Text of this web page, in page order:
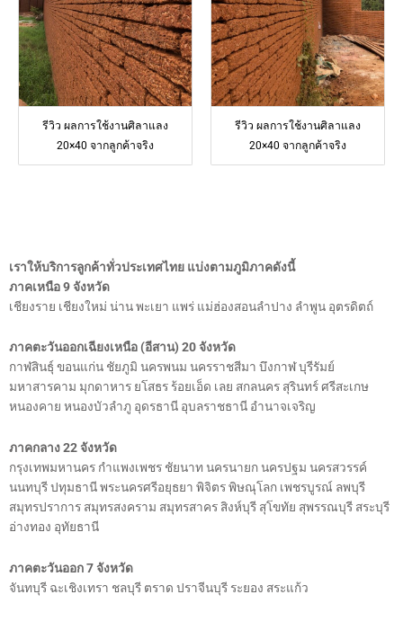
รีวิว ผลการใช้งานศิลาแลง
20×40 จากลูกค้าจริง
รีวิว ผลการใช้งานศิลาแลง
20×40 จากลูกค้าจริง
เราให้บริการลูกค้าทั่วประเทศไทย แบ่งตามภูมิภาคดังนี้
ภาคเหนือ 9 จังหวัด
เชียงราย เชียงใหม่ น่าน พะเยา แพร่ แม่ฮ่องสอนลำปาง ลำพูน อุตรดิตถ์
ภาคตะวันออกเฉียงเหนือ (อีสาน) 20 จังหวัด
กาฬสินธุ์ ขอนแก่น ชัยภูมิ นครพนม นครราชสีมา บึงกาฬ บุรีรัมย์
มหาสารคาม มุกดาหาร ยโสธร ร้อยเอ็ด เลย สกลนคร สุรินทร์ ศรีสะเกษ
หนองคาย หนองบัวลำภู อุดรธานี อุบลราชธานี อำนาจเจริญ
ภาคกลาง 22 จังหวัด
กรุงเทพมหานคร กำแพงเพชร ชัยนาท นครนายก นครปฐม นครสวรรค์
นนทบุรี ปทุมธานี พระนครศรีอยุธยา พิจิตร พิษณุโลก เพชรบูรณ์ ลพบุรี
สมุทรปราการ สมุทรสงคราม สมุทรสาคร สิงห์บุรี สุโขทัย สุพรรณบุรี สระบุรี
อ่างทอง อุทัยธานี
ภาคตะวันออก 7 จังหวัด
จันทบุรี ฉะเชิงเทรา ชลบุรี ตราด ปราจีนบุรี ระยอง สระแก้ว